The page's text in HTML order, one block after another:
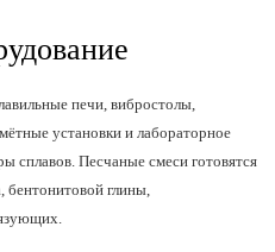
печи, вибростолы,
установки и лабораторное
сплавов. Песчаные смеси готовятся
бентонитовой глины,